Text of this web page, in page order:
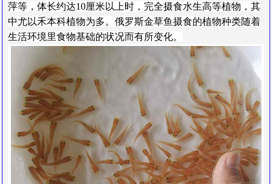
萍等，体长约达10厘米以上时，完全摄食水生高等植物，其
中尤以禾本科植物为多。俄罗斯金草鱼摄食的植物种类随着
生活环境里食物基础的状况而有所变化。